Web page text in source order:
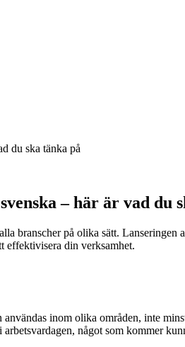
du ska tänka på
– här är vad du
branscher på olika sätt.
effektivisera din verksamhet.
inom olika områden, inte
, något som kommer